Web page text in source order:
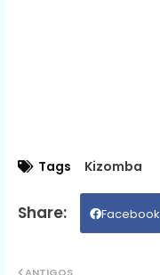
Tags Kizomba
Facebook